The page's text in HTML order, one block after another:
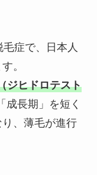
症で、日本人
。
ジヒドロテスト
長期」を短く
、薄毛が進行